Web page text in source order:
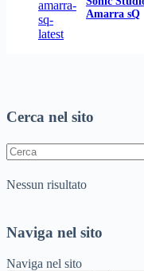
Amarra sQ
Cerca nel sito
Nessun risultato
Naviga nel sito
Naviga nel sito